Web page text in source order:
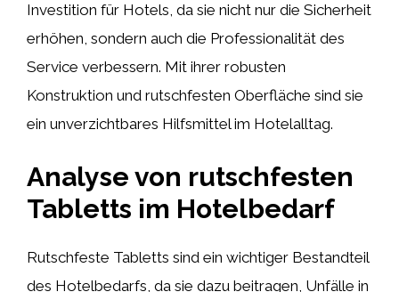
Investition für Hotels, da sie nicht nur die Sicherheit
erhöhen, sondern auch die Professionalität des
Service verbessern. Mit ihrer robusten
Konstruktion und rutschfesten Oberfläche sind sie
ein unverzichtbares Hilfsmittel im Hotelalltag.
Analyse von rutschfesten
Tabletts im Hotelbedarf
Rutschfeste Tabletts sind ein wichtiger Bestandteil
des Hotelbedarfs, da sie dazu beitragen, Unfälle in